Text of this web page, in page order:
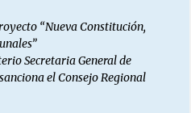
69 AÑOS DE
DE SER DC” SALUDA EL
“Nueva Constitución,
Secretaria General de
el Consejo Regional